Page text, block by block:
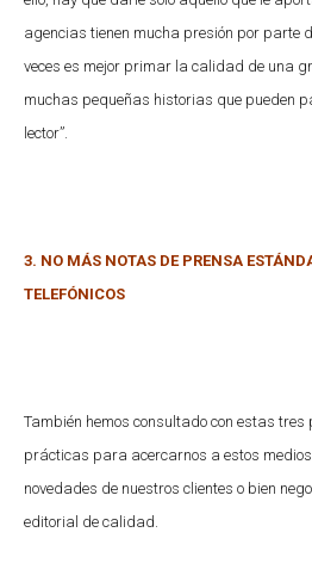
agencias tienen mucha presión por parte
veces es mejor primar la calidad de una
muchas pequeñas historias que pueden
lector”.
3. NO MÁS NOTAS DE PRENSA
TELEFÓNICOS
También hemos consultado con estas tres
prácticas para acercarnos a estos
novedades de nuestros clientes o bien
editorial de calidad.